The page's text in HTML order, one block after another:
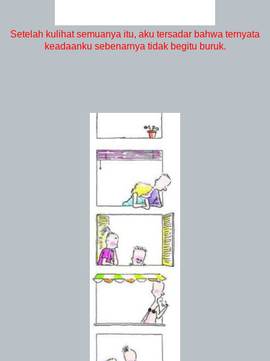
Setelah kulihat semuanya itu, aku tersadar bahwa ternyata
keadaanku sebenarnya tidak begitu buruk.